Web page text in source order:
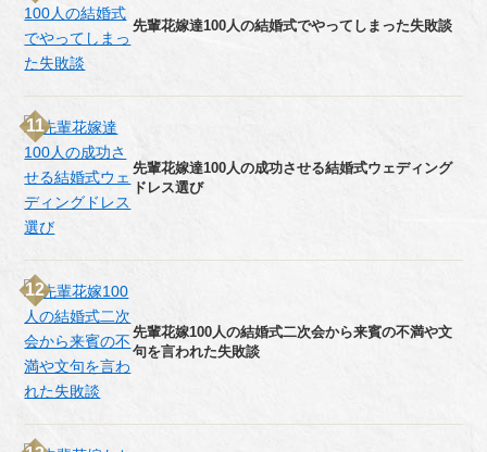
先輩花嫁達100人の結婚式でやってしまった失敗談
先輩花嫁達100人の成功させる結婚式ウェディング
ドレス選び
先輩花嫁100人の結婚式二次会から来賓の不満や文
句を言われた失敗談